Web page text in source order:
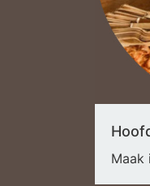
Maak